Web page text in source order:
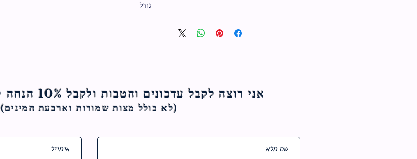
גודל
אני רוצה לקבל עדכונים והטבות ולקבל 10% הנחה להזמנה הראשונה
(לא כולל מצות שמורות וארבעת המינים)